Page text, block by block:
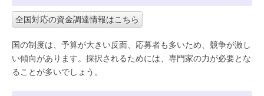
全国対応の資金調達情報はこちら
国の制度は、予算が大きい反面、応募者も多いため、競争が激し
い傾向があります。採択されるためには、専門家の力が必要とな
ることが多いでしょう。